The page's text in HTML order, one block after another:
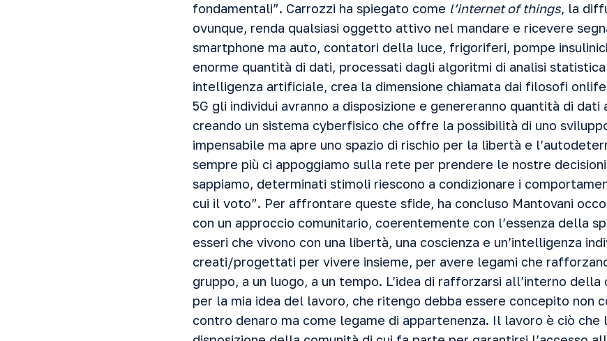
fondamentali”. Carrozzi ha spiegato come l’internet of things, la
ovunque, renda qualsiasi oggetto attivo nel mandare e ricevere
smartphone ma auto, contatori della luce, frigoriferi, pompe
enorme quantità di dati, processati dagli algoritmi di analisi
intelligenza artificiale, crea la dimensione chiamata dai filosofi
5G gli individui avranno a disposizione e genereranno quantità di dati
creando un sistema cyberfisico che offre la possibilità di uno
impensabile ma apre uno spazio di rischio per la libertà e
sempre più ci appoggiamo sulla rete per prendere le nostre
sappiamo, determinati stimoli riescono a condizionare i
cui il voto”. Per affrontare queste sfide, ha concluso Mantovani
con un approccio comunitario, coerentemente con l’essenza della
esseri che vivono con una libertà, una coscienza e un’intelligenza
creati/progettati per vivere insieme, per avere legami che
gruppo, a un luogo, a un tempo. L’idea di rafforzarsi all’interno
per la mia idea del lavoro, che ritengo debba essere concepito non
contro denaro ma come legame di appartenenza. Il lavoro è ciò che